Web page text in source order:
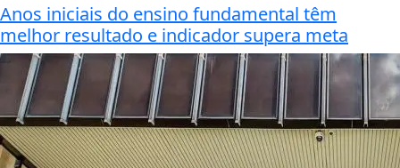
Anos iniciais do ensino fundamental têm
melhor resultado e indicador supera meta